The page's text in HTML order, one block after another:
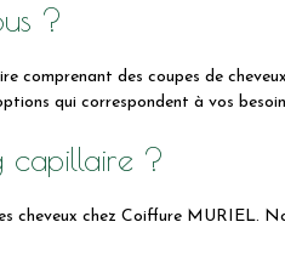
?
des coupes de
qui correspondent à vos
capillaire ?
cheveux chez Coiffure MURIEL.